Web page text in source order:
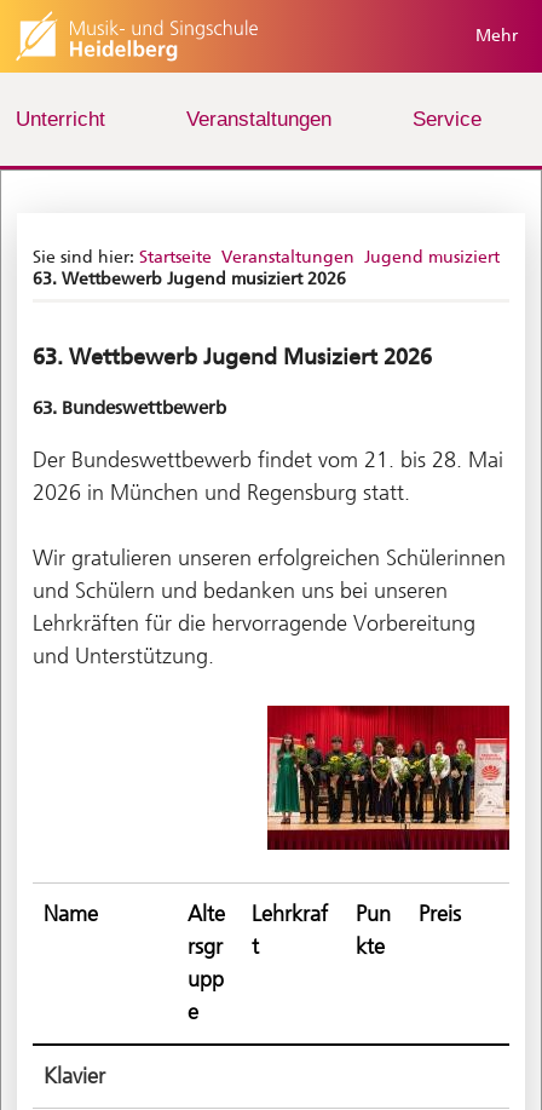
Mehr
Unterricht Veranstaltungen Service
Sie sind hier: Startseite Veranstaltungen Jugend musiziert
63. Wettbewerb Jugend musiziert 2026
63. Wettbewerb Jugend Musiziert 2026
63. Bundeswettbewerb
Der Bundeswettbewerb findet vom 21. bis 28. Mai
2026 in München und Regensburg statt.
Wir gratulieren unseren erfolgreichen Schülerinnen
und Schülern und bedanken uns bei unseren
Lehrkräften für die hervorragende Vorbereitung
und Unterstützung.
Name
Alte
rsgr
upp
e
Lehrkraf
t
Pun
kte
Preis
Klavier